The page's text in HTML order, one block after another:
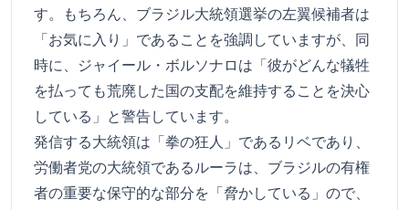
す。もちろん、ブラジル大統領選挙の左翼候補者は
「お気に入り」であることを強調していますが、同
時に、ジャイール・ボルソナロは「彼がどんな犠牲
を払っても荒廃した国の支配を維持することを決心
している」と警告しています。
発信する大統領は「拳の狂人」であるリベであり、
労働者党の大統領であるルーラは、ブラジルの有権
者の重要な保守的な部分を「脅かしている」ので、